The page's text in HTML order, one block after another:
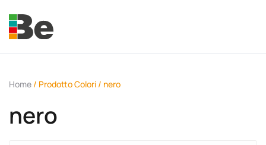
Skip to main content
Home / Prodotto Colori / nero
nero